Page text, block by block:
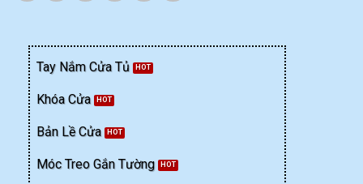
Tay Nắm Cửa Tủ
Khóa Cửa
Bản Lề Cửa
Móc Treo Gắn Tường